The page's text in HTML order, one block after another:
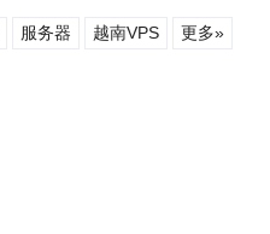
服务器 越南VPS 更多»